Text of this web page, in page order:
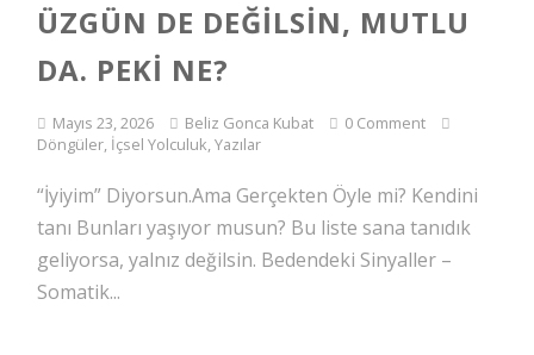
ÜZGÜN DE DEĞILSIN, MUTLU
DA. PEKI NE?
Mayıs 23, 2026 Beliz Gonca Kubat
0 Comment
Döngüler, İçsel Yolculuk,Yazılar
“İyiyim” Diyorsun.Ama Gerçekten Öyle mi? Kendini
tanı Bunları yaşıyor musun? Bu liste sana tanıdık
geliyorsa, yalnız değilsin. Bedendeki Sinyaller –
Somatik...